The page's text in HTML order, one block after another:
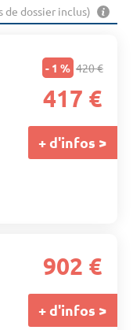
de dossier inclus)
- 1 % 420 €
417 €
+ d'infos >
902 €
+ d'infos >